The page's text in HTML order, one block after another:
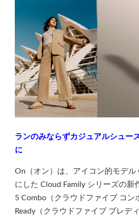
ランのみならずカジュアルシュー
に
On（オン）は、アイコン的モデル
にした Cloud Family シリーズの新
5 Combo（クラウドファイブ コン
Ready（クラウドファイブ ブレデ